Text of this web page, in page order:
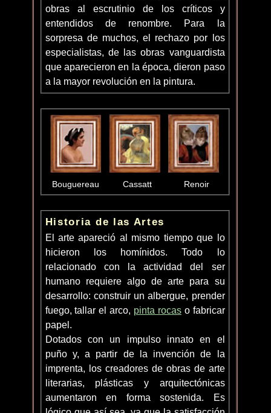
obras al escrutinio de los críticos y
entendidos de renombre. Para la
sorpresa de muchos, el rechazo por los
especialistas, de las obras vanguardista
que aparecieron en la época, dieron paso
a la mayor revolución en la pintura.
Bouguereau Cassatt Renoir
Historia de las Artes
El arte apareció al mismo tiempo que lo
hicieron los homínidos. Todo lo
relacionado con la actividad del ser
humano requiere algo de arte para su
desarrollo: construir un albergue, prender
fuego, tallar el arco, pinta rocaso fabricar
papel.
Dotados con un impulso innato en el
puño y, a partir de la invención de la
imprenta, los creadores de obras de arte
literarias, plásticas y arquitectónicas
aumentaron en forma sostenida. Es